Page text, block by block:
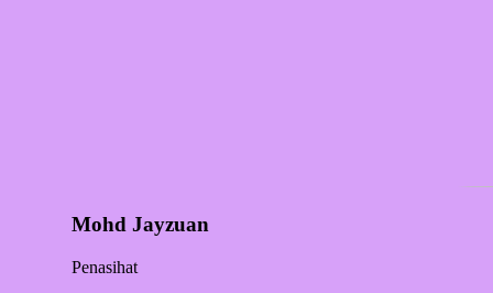
Mohd Jayzuan
Penasihat